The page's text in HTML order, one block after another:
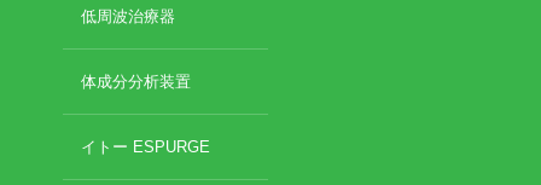
低周波治療器
体成分分析装置
イトー ESPURGE